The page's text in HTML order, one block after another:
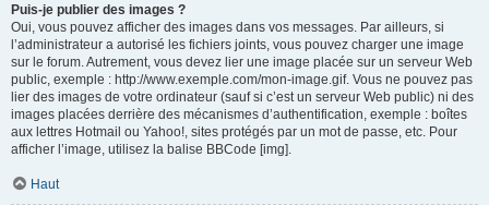
Puis-je publier des images ?
Oui, vous pouvez afficher des images dans vos messages. Par ailleurs, si
l’administrateur a autorisé les fichiers joints, vous pouvez charger une image
sur le forum. Autrement, vous devez lier une image placée sur un serveur Web
public, exemple : http://www.exemple.com/mon-image.gif. Vous ne pouvez pas
lier des images de votre ordinateur (sauf si c’est un serveur Web public) ni des
images placées derrière des mécanismes d’authentification, exemple : boîtes
aux lettres Hotmail ou Yahoo!, sites protégés par un mot de passe, etc. Pour
afficher l’image, utilisez la balise BBCode [img].
Haut